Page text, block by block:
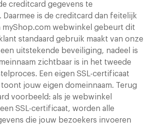
creditcard gegevens te
is de creditcard dan feitelijk
myShop.com webwinkel gebeurt dit
standaard gebruik maakt van onze
een uitstekende beveiliging, nadeel is
zichtbaar is in het tweede
Een eigen SSL-certificaat
jouw eigen domeinnaam. Terug
voorbeeld: als je webwinkel
SSL-certificaat, worden alle
die jouw bezoekers invoeren